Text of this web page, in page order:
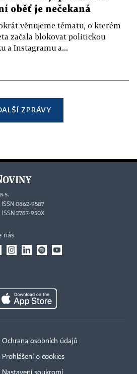
oběť je nečekaná
věnujeme tématu, o kterém
začala blokovat politickou
a Instagramu a...
ZPRÁVY
0862-9587
2787-950X
nás
Ochrana osobních údajů
Prohlášení o cookies